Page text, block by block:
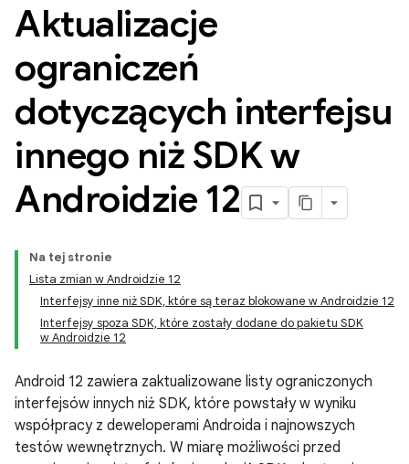
Aktualizacje
ograniczeń
dotyczących interfejsu
innego niż SDK w
Androidzie 12
Na tej stronie
Lista zmian w Androidzie 12
Interfejsy inne niż SDK, które są teraz blokowane w Androidzie 12
Interfejsy spoza SDK, które zostały dodane do pakietu SDK
w Androidzie 12
Android 12 zawiera zaktualizowane listy ograniczonych
interfejsów innych niż SDK, które powstały w wyniku
współpracy z deweloperami Androida i najnowszych
testów wewnętrznych. W miarę możliwości przed